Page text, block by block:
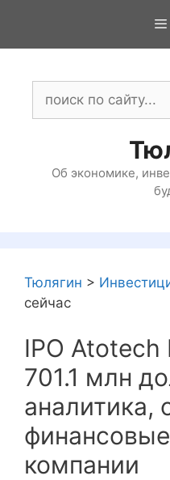
содержимому
Об экономике,
Тюлягин >
сейчас
IPO Atotech
701.1 млн
аналитика,
компании